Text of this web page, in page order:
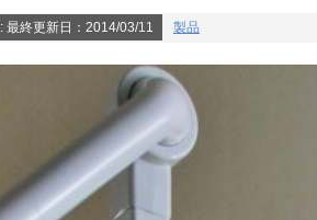
: 最終更新日：2014/03/11 製品